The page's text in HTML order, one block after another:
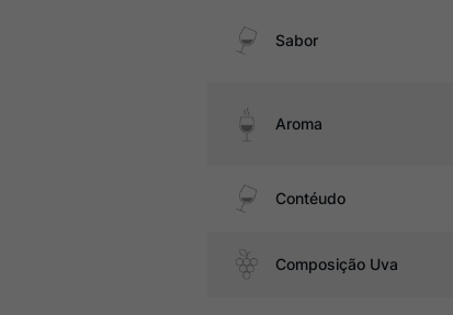
Sabor
Aroma
Contéudo
Composição Uva